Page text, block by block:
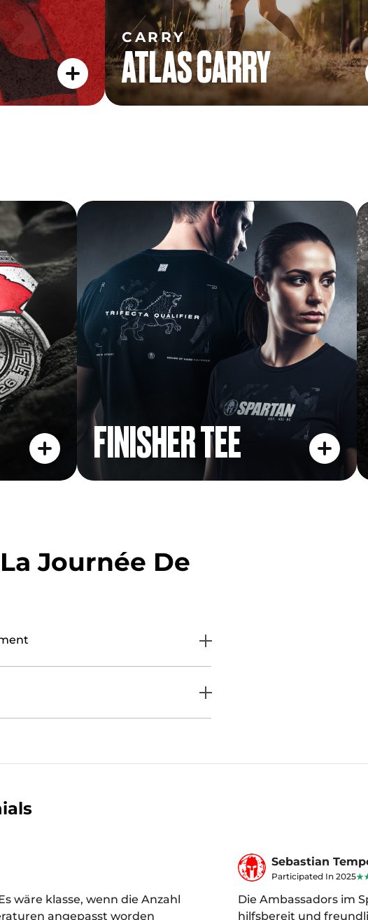
CARRY
ATLAS CARRY
FINISHER TEE
FINISHER TEE
Journée De
wäre klasse, wenn die Anzahl
angepasst worden
Sebastian
Participated In 2025
Die Ambassadors im
hilfsbereit und